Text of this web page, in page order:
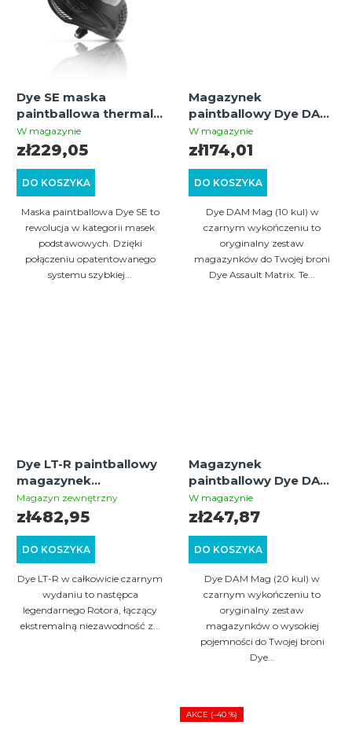
Dye SE maska
paintballowa thermal –
black
W magazynie
DO KOSZYKA
zł229,05
Maska paintballowa Dye SE to
rewolucja w kategorii masek
podstawowych. Dzięki
połączeniu opatentowanego
systemu szybkiej...
Magazynek
paintballowy Dye DAM
Mag / 10 kul, czarny (2
szt.)
W magazynie
DO KOSZYKA
zł174,01
Dye DAM Mag (10 kul) w
czarnym wykończeniu to
oryginalny zestaw
magazynków do Twojej broni
Dye Assault Matrix. Te...
Dye LT-R paintballowy
magazynek
black/black
Magazyn zewnętrzny
DO KOSZYKA
zł482,95
Dye LT-R w całkowicie czarnym
wydaniu to następca
legendarnego Rotora, łączący
ekstremalną niezawodność z...
Magazynek
paintballowy Dye DAM
Mag / 20 kul, czarny (2
szt.)
W magazynie
DO KOSZYKA
zł247,87
Dye DAM Mag (20 kul) w
czarnym wykończeniu to
oryginalny zestaw
magazynków o wysokiej
pojemności do Twojej broni
Dye...
AKCE (–40 %)